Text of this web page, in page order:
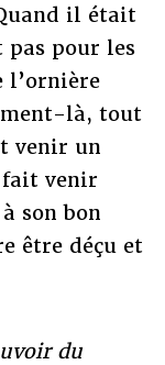
il était
pas pour les
l’ornière
là, tout
venir un
fait venir
son bon
être déçu et
du